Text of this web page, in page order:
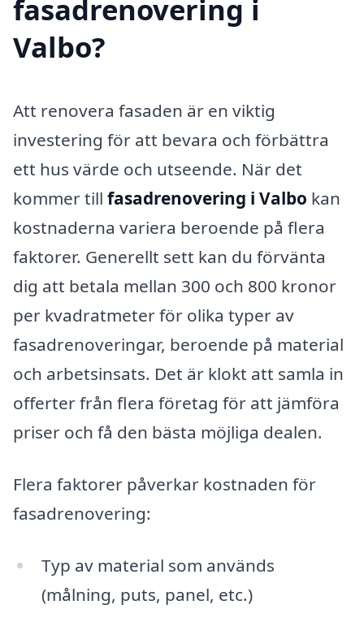
fasadrenovering i
Valbo?
Att renovera fasaden är en viktig
investering för att bevara och förbättra
ett hus värde och utseende. När det
kommer till fasadrenovering i Valbo kan
kostnaderna variera beroende på flera
faktorer. Generellt sett kan du förvänta
dig att betala mellan 300 och 800 kronor
per kvadratmeter för olika typer av
fasadrenoveringar, beroende på material
och arbetsinsats. Det är klokt att samla in
offerter från flera företag för att jämföra
priser och få den bästa möjliga dealen.
Flera faktorer påverkar kostnaden för
fasadrenovering:
Typ av material som används
(målning, puts, panel, etc.)